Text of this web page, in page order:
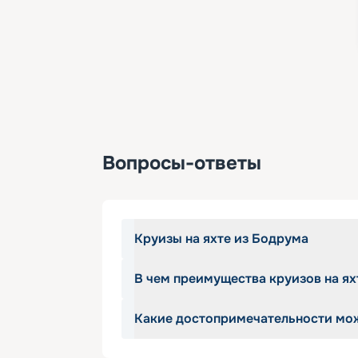
Вопросы-ответы
Круизы на яхте из Бодрума
Бодрум — один из самых
ценителей неспешных морских
В чем преимущества круизов на
Туры проходят на яхте премиум-
Какие достопримечательности